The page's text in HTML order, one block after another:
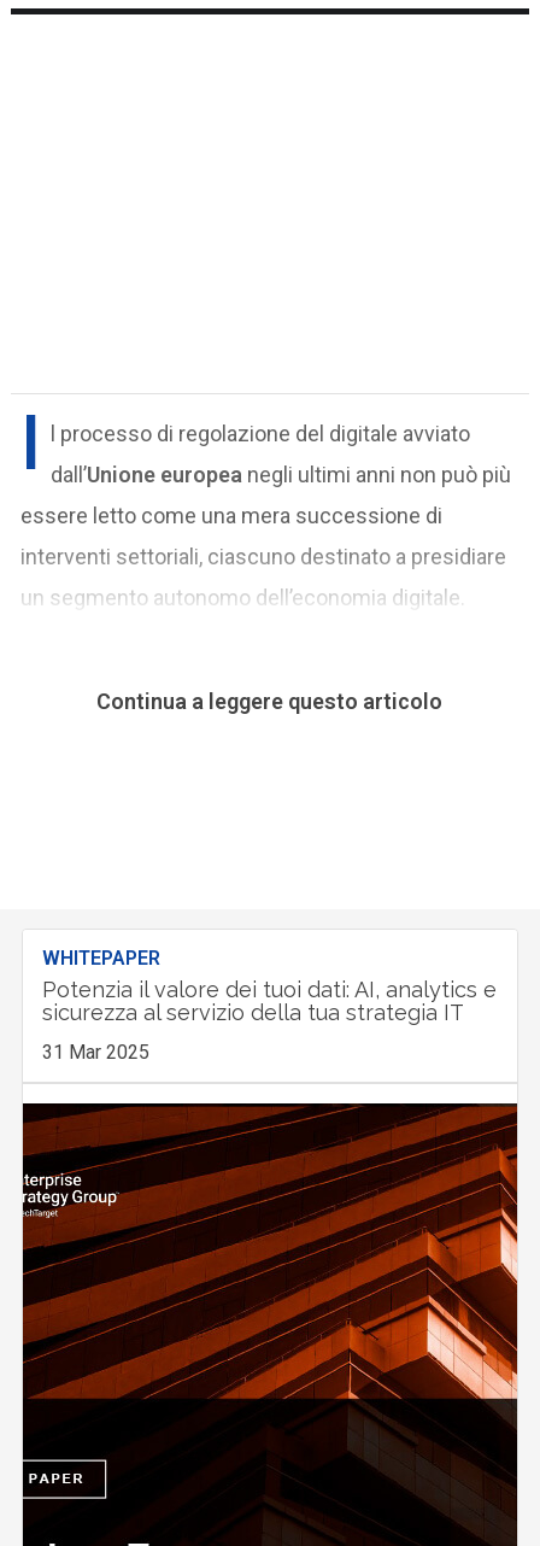
I
l processo di regolazione del digitale avviato
dall’Unione europea negli ultimi anni non può più
essere letto come una mera successione di
interventi settoriali, ciascuno destinato a presidiare
un segmento autonomo dell’economia digitale.
Continua a leggere questo articolo
WHITEPAPER
Potenzia il valore dei tuoi dati: AI, analytics e
sicurezza al servizio della tua strategia IT
31 Mar 2025